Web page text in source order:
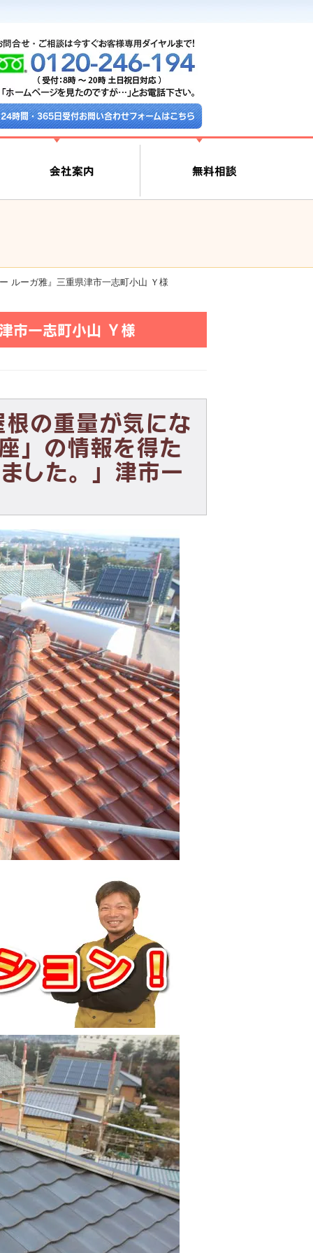
24時間・365日受付お問い合わせフォームはこちら
ルーガ雅』三重県津市一志町小山 Ｙ様
市一志町小山 Ｙ様
の重量が気にな
」の情報を得た
した。」津市一